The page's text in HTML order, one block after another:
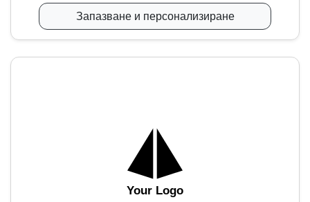
Запазване и персонализиране
Your Logo